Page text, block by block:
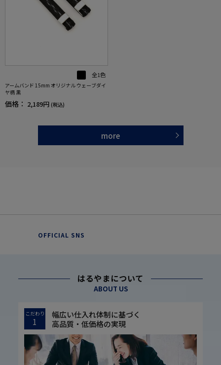
全1色
アームバンド 15mm オリジナル ウェーブダイ
ヤ柄 黒
価格： 2,189円 (税込)
more
OFFICIAL SNS
はるやまについて
ABOUT US
こだわり
1
幅広い仕入れ体制に基づく
高品質・低価格の実現